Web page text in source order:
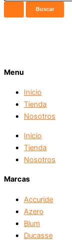
Menu
Inicio
Tienda
Nosotros
Inicio
Tienda
Nosotros
Marcas
Accuride
Azero
Blum
Ducasse